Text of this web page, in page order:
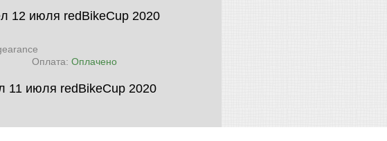
12 июля redBikeCup 2020
Оплата: Оплачено
11 июля redBikeCup 2020